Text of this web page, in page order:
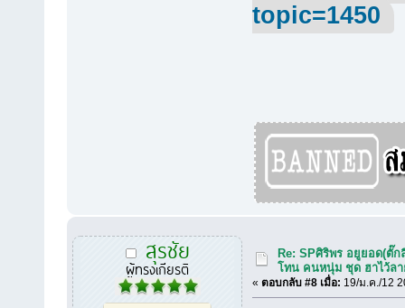
topic=1450
สุรชัย
ผู้ทรงเกียรติ
Re: SPศิริพร อยูยอด(ตั๊
โทน คนหนุ่ม ชุด ฮาไว้ล
« ตอบกลับ #8 เมื่อ: 19/ม.ค./12